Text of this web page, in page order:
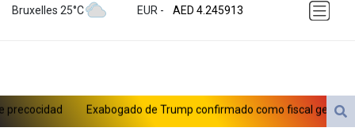
Bruxelles 25°C EUR -
AED 4.245913
AFN 76.887634
ARS 1733.04774
AUD 1.638747
Exabogado de Trump confirmado como fiscal general de